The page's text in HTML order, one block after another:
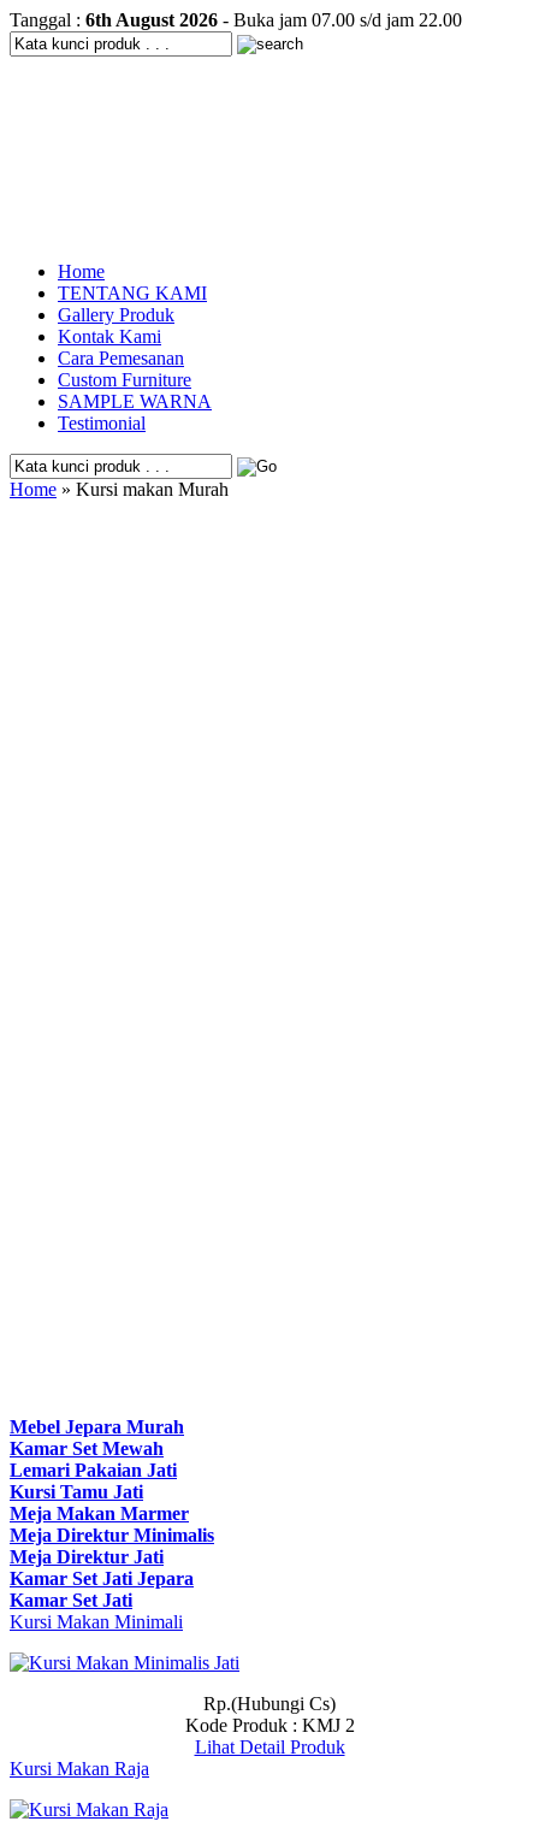
Tanggal : 6th August 2026 - Buka jam 07.00 s/d jam 22.00
Home
TENTANG KAMI
Gallery Produk
Kontak Kami
Cara Pemesanan
Custom Furniture
SAMPLE WARNA
Testimonial
Home » Kursi makan Murah
Mebel Jepara Murah
Kamar Set Mewah
Lemari Pakaian Jati
Kursi Tamu Jati
Meja Makan Marmer
Meja Direktur Minimalis
Meja Direktur Jati
Kamar Set Jati Jepara
Kamar Set Jati
Kursi Makan Minimali
Rp.(Hubungi Cs)
Kode Produk : KMJ 2
Lihat Detail Produk
Kursi Makan Raja